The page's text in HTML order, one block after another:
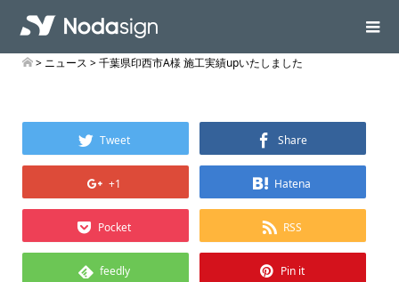
> ニュース > 千葉県印西市A様 施工実績upいたしました
Tweet Share
+1 Hatena
Pocket RSS
feedly Pin it